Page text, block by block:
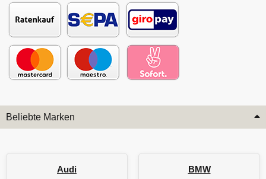
Beliebte Marken
Audi BMW